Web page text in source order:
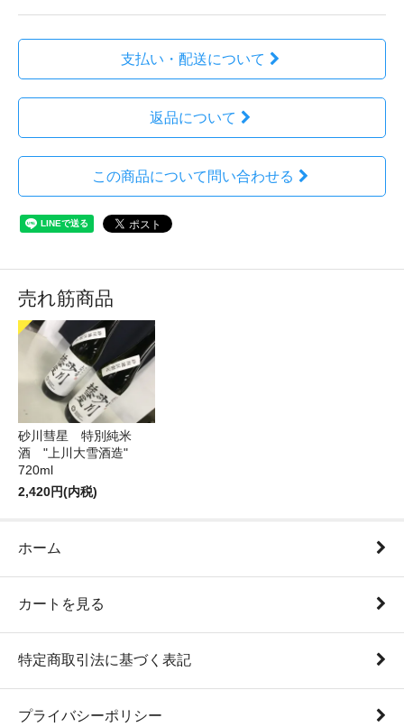
支払い・配送について
返品について
この商品について問い合わせる
売れ筋商品
砂川彗星 特別純米
酒 "上川大雪酒造"
720ml
2,420円(内税)
ホーム
カートを見る
特定商取引法に基づく表記
プライバシーポリシー